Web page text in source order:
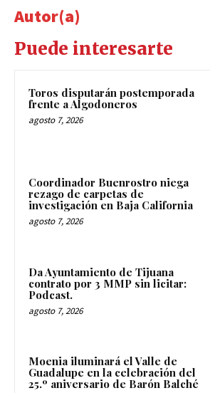
Autor(a)
Puede interesarte
Toros disputarán postemporada
frente a Algodoneros
agosto 7, 2026
Coordinador Buenrostro niega
rezago de carpetas de
investigación en Baja California
agosto 7, 2026
Da Ayuntamiento de Tijuana
contrato por 3 MMP sin licitar:
Podcast.
agosto 7, 2026
Moenia iluminará el Valle de
Guadalupe en la celebración del
25.º aniversario de Barón Balché